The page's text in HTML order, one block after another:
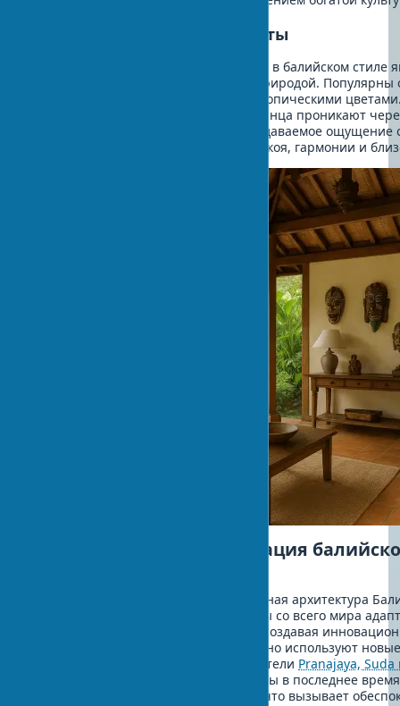
Растения и водные элементы
Обязательным элементом интерьера в балийском стиле
создающие атмосферу единения с природой.
(natah) с фонтанами, водоемами и тропическими
пространстве, когда первые лучи солнца проникают
ароматом франжипани – это непередаваемое
Все это вместе создает ощущение покоя, гармонии и
Современная интерпретация
В последние десятилетия традиционная архитектура
современном контексте. Архитекторы со всего мира
стиля к современным требованиям, создавая
сохраняют дух балийской традиции, но используют
сожалению, как отмечают исследователи Pranajaya,
традиционной балийской архитектуры в последнее
особенно в коммерческих проектах, что вызывает